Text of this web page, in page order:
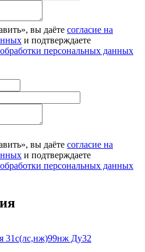
вы даёте согласие на
и подтверждаете
персональных данных
вы даёте согласие на
и подтверждаете
персональных данных
31с(лс,нж)99нж Ду32